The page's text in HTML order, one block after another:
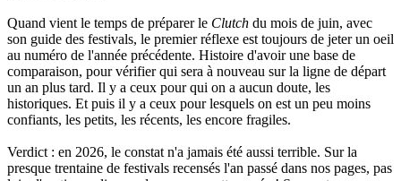
Quand vient le temps de préparer le Clutch du mois de juin, avec
son guide des festivals, le premier réflexe est toujours de jeter un oeil
au numéro de l'année précédente. Histoire d'avoir une base de
comparaison, pour vérifier qui sera à nouveau sur la ligne de départ
un an plus tard. Il y a ceux pour qui on a aucun doute, les
historiques. Et puis il y a ceux pour lesquels on est un peu moins
confiants, les petits, les récents, les encore fragiles.
Verdict : en 2026, le constat n'a jamais été aussi terrible. Sur la
presque trentaine de festivals recensés l'an passé dans nos pages, pas